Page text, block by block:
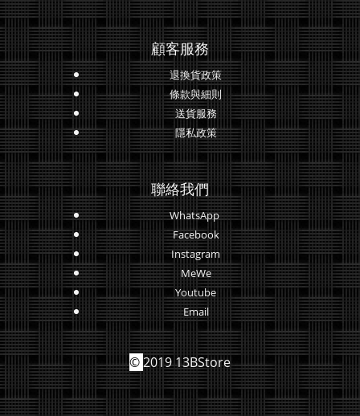
顧客服務
退換貨政策
條款與細則
送貨服務
隱私政策
聯絡我們
WhatsApp
Facebook
Instagram
MeWe
Youtube
Email
©2019 13BStore